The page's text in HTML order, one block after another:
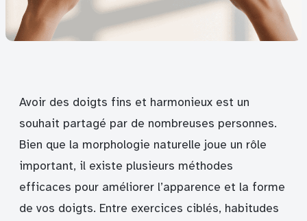
Avoir des doigts fins et harmonieux est un
souhait partagé par de nombreuses personnes.
Bien que la morphologie naturelle joue un rôle
important, il existe plusieurs méthodes
efficaces pour améliorer l’apparence et la forme
de vos doigts. Entre exercices ciblés, habitudes